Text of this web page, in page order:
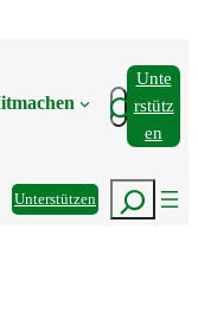
Suchen
Unte
Rstütz
En
UnterstützenSuchen